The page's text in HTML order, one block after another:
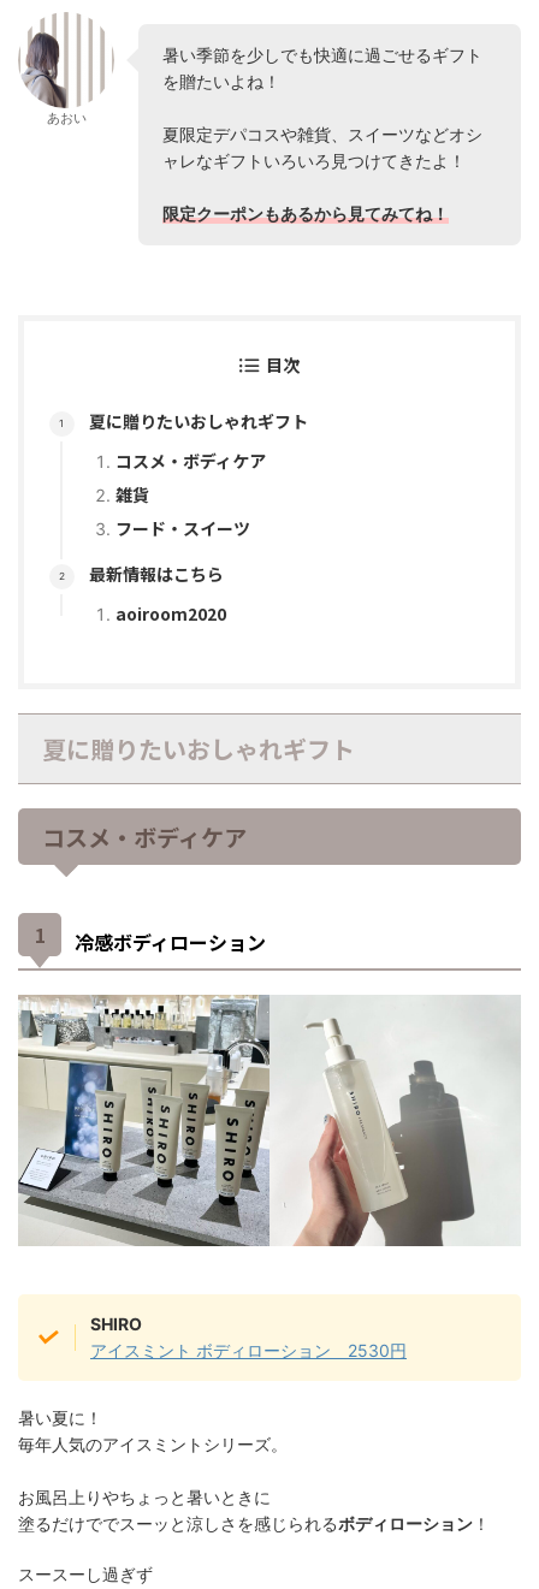
あおい
暑い季節を少しでも快適に過ごせるギフト
を贈たいよね！
夏限定デパコスや雑貨、スイーツなどオシ
ャレなギフトいろいろ見つけてきたよ！
限定クーポンもあるから見てみてね！
目次
夏に贈りたいおしゃれギフト
コスメ・ボディケア
雑貨
フード・スイーツ
最新情報はこちら
aoiroom2020
夏に贈りたいおしゃれギフト
コスメ・ボディケア
冷感ボディローション
SHIRO
アイスミント ボディローション 2530円
暑い夏に！
毎年人気のアイスミントシリーズ。
お風呂上りやちょっと暑いときに
塗るだけででスーッと涼しさを感じられるボディローション ！
スースーし過ぎず